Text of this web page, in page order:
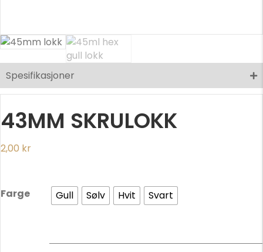
Spesifikasjoner
43MM SKRULOKK
2,00 kr
Farge Gull Sølv Hvit Svart